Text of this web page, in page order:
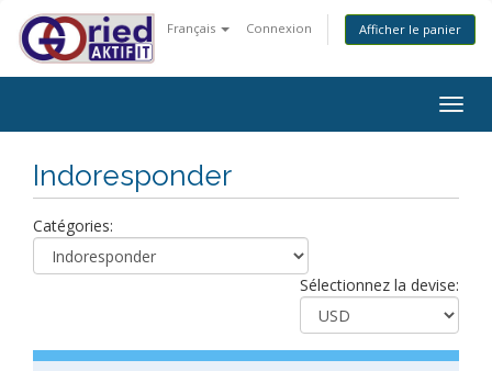
Français Connexion Afficher le panier
Indoresponder
Catégories:
Sélectionnez la devise: